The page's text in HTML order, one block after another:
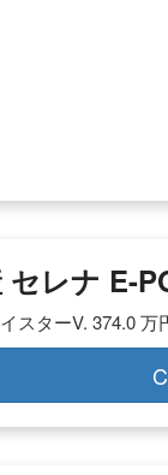
レナ E-
スターV. 374.0